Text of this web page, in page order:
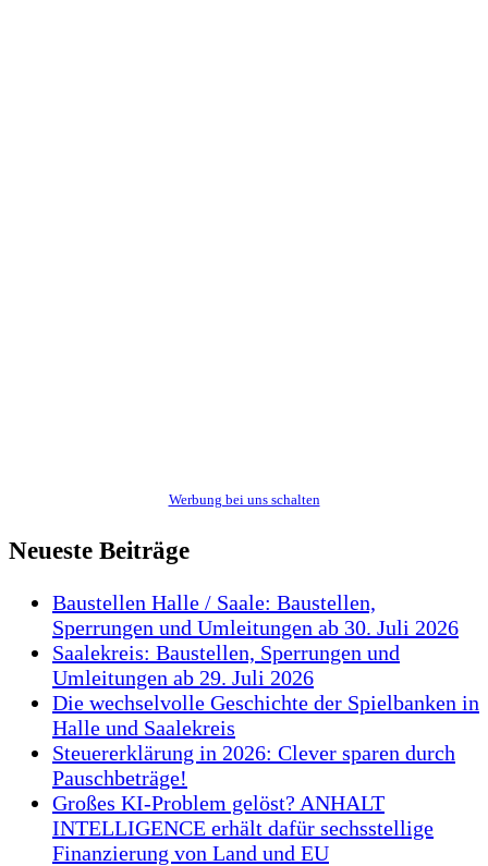
Werbung bei uns schalten
Neueste Beiträge
Baustellen Halle / Saale: Baustellen,
Sperrungen und Umleitungen ab 30. Juli 2026
Saalekreis: Baustellen, Sperrungen und
Umleitungen ab 29. Juli 2026
Die wechselvolle Geschichte der Spielbanken in
Halle und Saalekreis
Steuererklärung in 2026: Clever sparen durch
Pauschbeträge!
Großes KI-Problem gelöst? ANHALT
INTELLIGENCE erhält dafür sechsstellige
Finanzierung von Land und EU